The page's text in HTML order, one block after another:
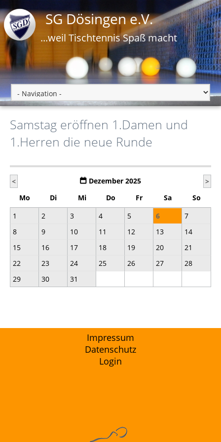
SG Dösingen e.V.
...weil Tischtennis Spaß macht
Samstag eröffnen 1.Damen und
1.Herren die neue Runde
< Dezember 2025
>
Mo
Di Mi Do Fr Sa
So
1
2 3 4 5 6
7
8
9 10 11 12 13
14
15
16 17 18 19 20
21
22
23 24 25 26 27
28
29
30 31
Impressum
Datenschutz
Login